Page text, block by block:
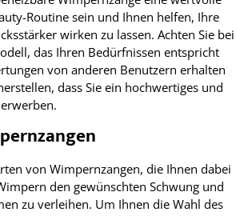
Routine sein und Ihnen helfen, Ihre
wirken zu lassen. Achten Sie bei
das Ihren Bedürfnissen entspricht
von anderen Benutzern erhalten
dass Sie ein hochwertiges und
von Wimpernzangen, die Ihnen dabei
den gewünschten Schwung und
zu verleihen. Um Ihnen die Wahl des